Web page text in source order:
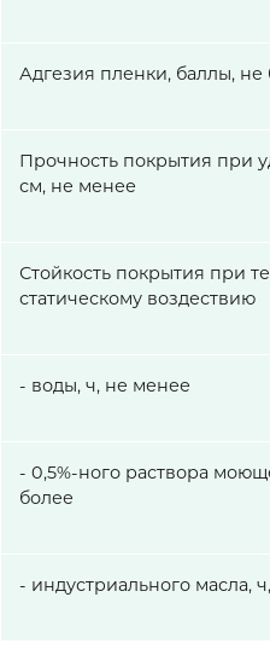
Адгезия пленки, баллы, не
Прочность покрытия при
см, не менее
Стойкость покрытия при
статическому воздествию
- воды, ч, не менее
- 0,5%-ного раствора
более
- индустриального масла,